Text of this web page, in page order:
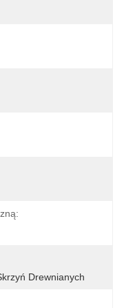
Drewnianych